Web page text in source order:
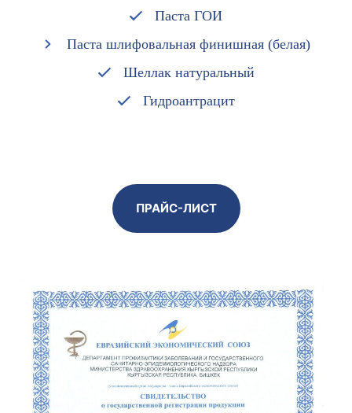
Паста ГОИ
Паста шлифовальная финишная (белая)
Шеллак натуральный
Гидроантрацит
ПРАЙС-ЛИСТ